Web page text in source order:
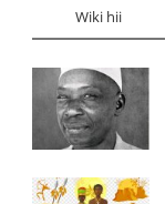
Wiki hii